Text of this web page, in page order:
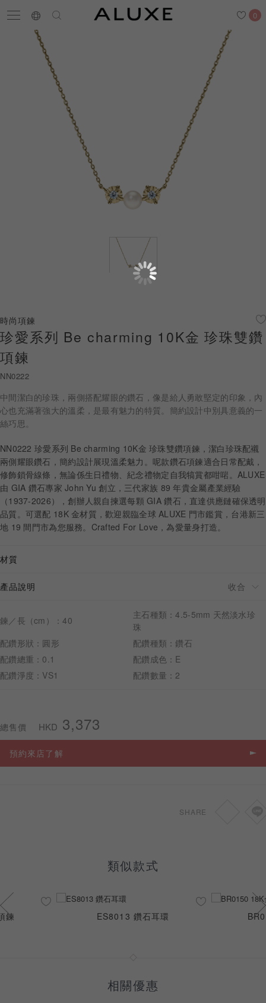
0
求婚鑽戒 嚴選鑽石
黃金金飾
關於ALUXE
最新消息
婚禮護照
線上購物
LANGUAGE
時尚項鍊
珍愛系列 Be charming 10K金 珍珠雙鑽
項鍊
NN0222
中間潔白的珍珠，兩側搭配耀眼的鑽石，像是給人勇敢堅定的印象，內
心也充滿著強大的溫柔，是最有魅力的特質。簡約設計中別具意義的一
絲巧思。
NN0222 珍愛系列 Be charming 10K金 珍珠雙鑽項鍊，潔白珍珠配襯
兩側耀眼鑽石，簡約設計展現溫柔魅力。呢款鑽石項鍊適合日常配戴，
修飾鎖骨線條，無論係生日禮物、紀念禮物定自我犒賞都咁啱。ALUXE
由 GIA 鑽石專家 John Yu 創立，三代家族 89 年貴金屬產業經驗
（1937-2026），創辦人親自揀選每顆 GIA 鑽石，直達供應鏈確保透明
品質。可選配 18K 金材質，歡迎親臨全球 ALUXE 門市鑑賞，台港新三
地 19 間門市為您服務。Crafted For Love，為愛量身打造。
材質
產品說明
鍊／長（cm）：40
主石種類：4.5-5mm 天然淡水珍
珠
配鑽形狀：圓形
配鑽種類：鑽石
配鑽總重：0.1
配鑽成色：E
配鑽淨度：VS1
配鑽數量：2
總售價 HKD 3,373
預約來店了解
SHARE
類似款式
鍊 ES8013 鑽石耳環
相關優惠